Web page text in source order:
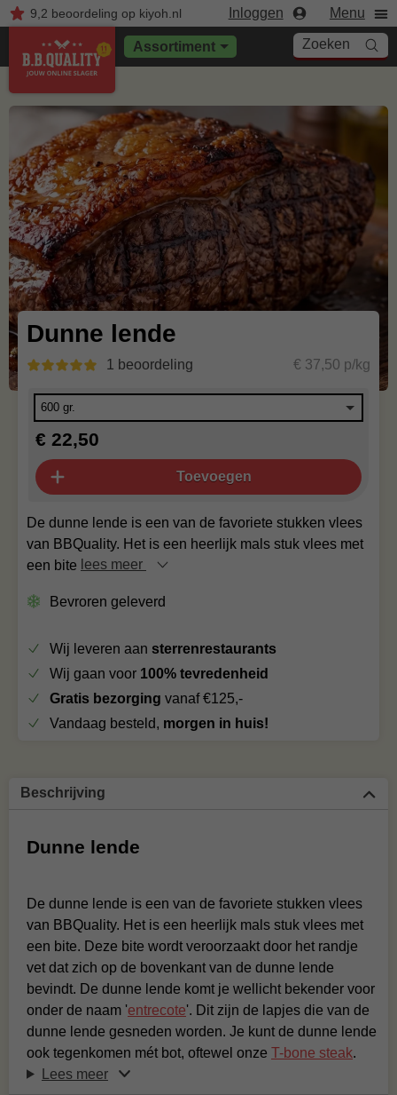
9,2 beoordelingop kiyoh.nl Inloggen Menu
Assortiment Zoeken
Dunne lende
1 beoordeling € 37,50 p/kg
De dunne lende is een van de favoriete stukken vlees
van BBQuality. Het is een heerlijk mals stuk vlees met
een bite lees meer
Bevroren geleverd
€ 22,50
Toevoegen
Wij leveren aan sterrenrestaurants
Wij gaan voor 100% tevredenheid
Gratis bezorging vanaf €125,-
Vandaag besteld, morgen in huis!
Beschrijving
Dunne lende
De dunne lende is een van de favoriete stukken vlees
van BBQuality. Het is een heerlijk mals stuk vlees met
een bite. Deze bite wordt veroorzaakt door het randje
vet dat zich op de bovenkant van de dunne lende
bevindt. De dunne lende komt je wellicht bekender voor
onder de naam 'entrecote'. Dit zijn de lapjes die van de
dunne lende gesneden worden. Je kunt de dunne lende
ook tegenkomen mét bot, oftewel onze T-bone steak.
Lees meer